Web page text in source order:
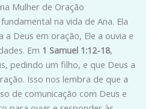
Mulher de Oração
na vida de Ana. Ela
a Deus em oração, Ele a ouvia e
Em 1 Samuel 1:12-18,
pedindo um filho, e que Deus a
Isso nos lembra de que a
de comunicação com Deus e